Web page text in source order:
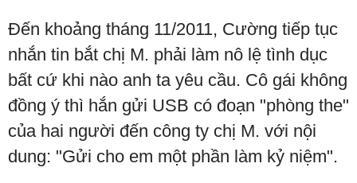
Đến khoảng tháng 11/2011, Cường tiếp tục
nhắn tin bắt chị M. phải làm nô lệ tình dục
bất cứ khi nào anh ta yêu cầu. Cô gái không
đồng ý thì hắn gửi USB có đoạn "phòng the"
của hai người đến công ty chị M. với nội
dung: "Gửi cho em một phần làm kỷ niệm".